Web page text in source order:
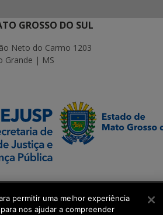
GROSSO DO SUL
Neto do Carmo 1203
Grande | MS
permitir uma melhor experiência
nos ajudar a compreender